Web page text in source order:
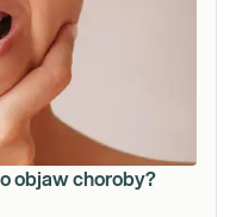
objaw choroby?